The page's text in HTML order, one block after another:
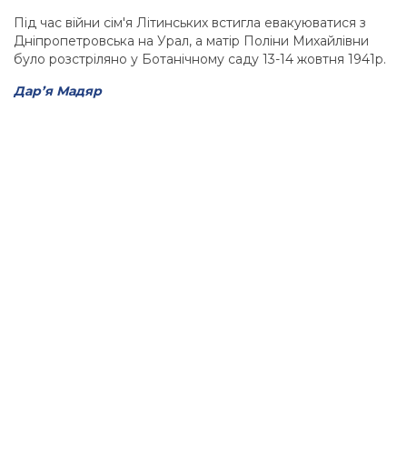
Під час війни сім'я Літинських встигла евакуюватися з
Дніпропетровська на Урал, а матір Поліни Михайлівни
було розстріляно у Ботанічному саду 13-14 жовтня 1941р.
Дар’я Мадяр